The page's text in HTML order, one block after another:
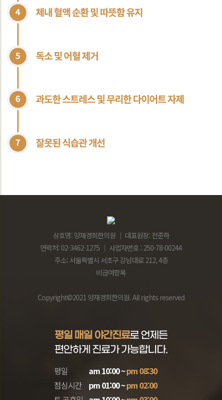
상호명: 양재경희한의원 │ 대표원장: 전준하
연락처: 02-3462-1275 │ 사업자번호 : 250-78-00244
주소: 서울특별시 서초구 강남대로 212, 4층
비급여항목
Copyright©2021 양재경희한의원. All rights reserved
평일 매일 야간진료로 언제든
편안하게 진료가 가능합니다.
평일
am 10:00 ~pm 08:30
점심시간
pm 01:00 ~pm 02:00